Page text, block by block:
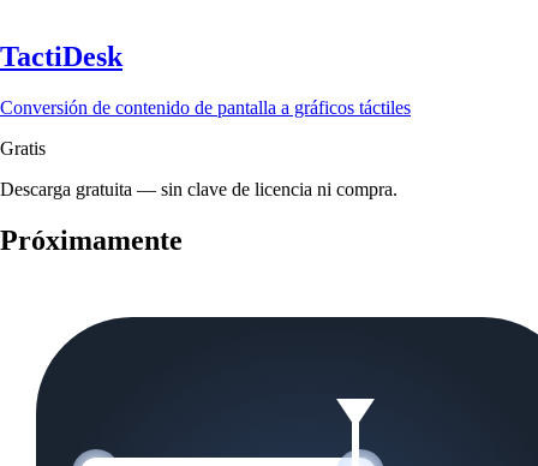
TactiDesk
Conversión de contenido de pantalla a gráficos táctiles
Gratis
Descarga gratuita — sin clave de licencia ni compra.
Próximamente